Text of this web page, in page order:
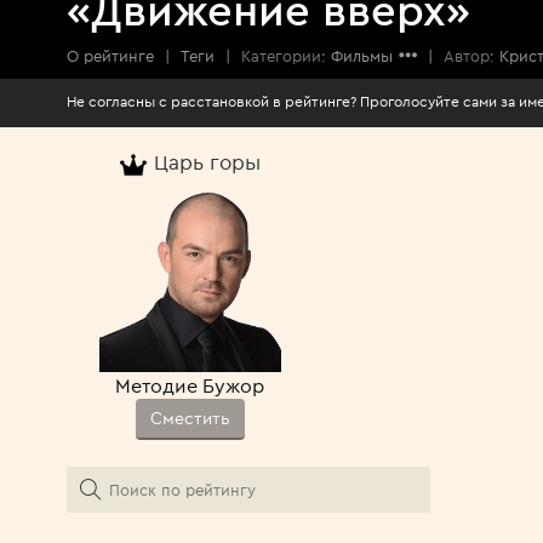
О рейтинге | Теги | Категории: Фильмы | Автор:
Не согласны с расстановкой в рейтинге?
Царь горы
Методие Бужор
Сместить